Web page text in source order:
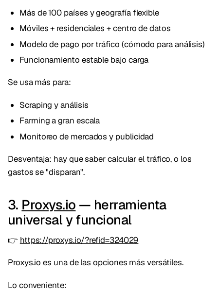
Más de 100 países y geografía flexible
Móviles + residenciales + centro de datos
Modelo de pago por tráfico (cómodo para análisis)
Funcionamiento estable bajo carga
Se usa más para:
Scraping y análisis
Farming a gran escala
Monitoreo de mercados y publicidad
Desventaja: hay que saber calcular el tráfico, o los
gastos se "disparan".
3. Proxys.io — herramienta
universal y funcional
👉 https://proxys.io/?refid=324029
Proxys.io es una de las opciones más versátiles.
Lo conveniente: